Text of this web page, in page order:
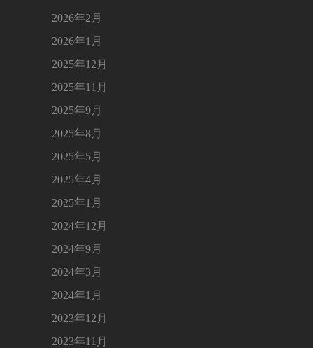
2026年2月
2026年1月
2025年12月
2025年11月
2025年9月
2025年8月
2025年5月
2025年4月
2025年1月
2024年12月
2024年9月
2024年3月
2024年1月
2023年12月
2023年11月